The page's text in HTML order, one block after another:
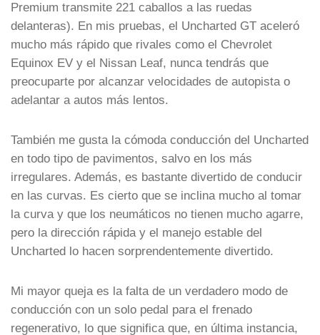
Premium transmite 221 caballos a las ruedas
delanteras). En mis pruebas, el Uncharted GT aceleró
mucho más rápido que rivales como el Chevrolet
Equinox EV y el Nissan Leaf, nunca tendrás que
preocuparte por alcanzar velocidades de autopista o
adelantar a autos más lentos.
También me gusta la cómoda conducción del Uncharted
en todo tipo de pavimentos, salvo en los más
irregulares. Además, es bastante divertido de conducir
en las curvas. Es cierto que se inclina mucho al tomar
la curva y que los neumáticos no tienen mucho agarre,
pero la dirección rápida y el manejo estable del
Uncharted lo hacen sorprendentemente divertido.
Mi mayor queja es la falta de un verdadero modo de
conducción con un solo pedal para el frenado
regenerativo, lo que significa que, en última instancia,